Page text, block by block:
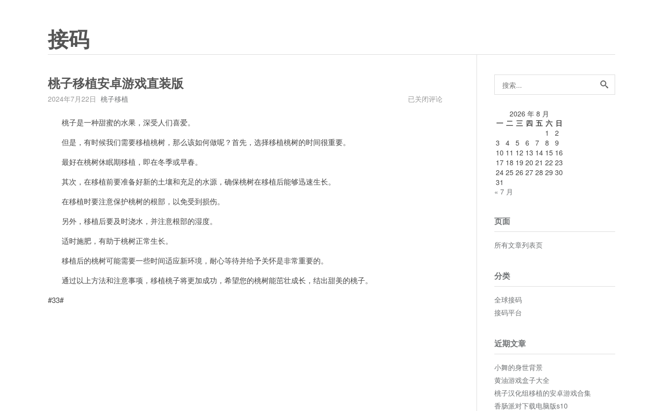
接码
桃子移植安卓游戏直装版
2024年7月22日 桃子移植
桃
已关闭评论
桃子是一种甜蜜的水果，深受人们喜爱。
但是，有时候我们需要移植桃树，那么该如何做呢？首先，选择移植桃树的时间很重要。
最好在桃树休眠期移植，即在冬季或早春。
其次，在移植前要准备好新的土壤和充足的水源，确保桃树在移植后能够迅速生长。
在移植时要注意保护桃树的根部，以免受到损伤。
另外，移植后要及时浇水，并注意根部的湿度。
适时施肥，有助于桃树正常生长。
移植后的桃树可能需要一些时间适应新环境，耐心等待并给予关怀是非常重要的。
通过以上方法和注意事项，移植桃子将更加成功，希望您的桃树能茁壮成长，结出甜美的桃子。
#33#
搜
索...
2026 年 8 月
一 二 三 四 五 六 日
1
2
3
4 5 6 7 8
9
10 11 12 13 14 15 16
17 18 19 20 21 22 23
24 25 26 27 28 29 30
31
« 7 月
页面
所有文章列表页
分类
全球接码
接码平台
近期文章
小舞的身世背景
黄油游戏盒子大全
桃子汉化组移植的安卓游戏合集
香肠派对下载电脑版s10